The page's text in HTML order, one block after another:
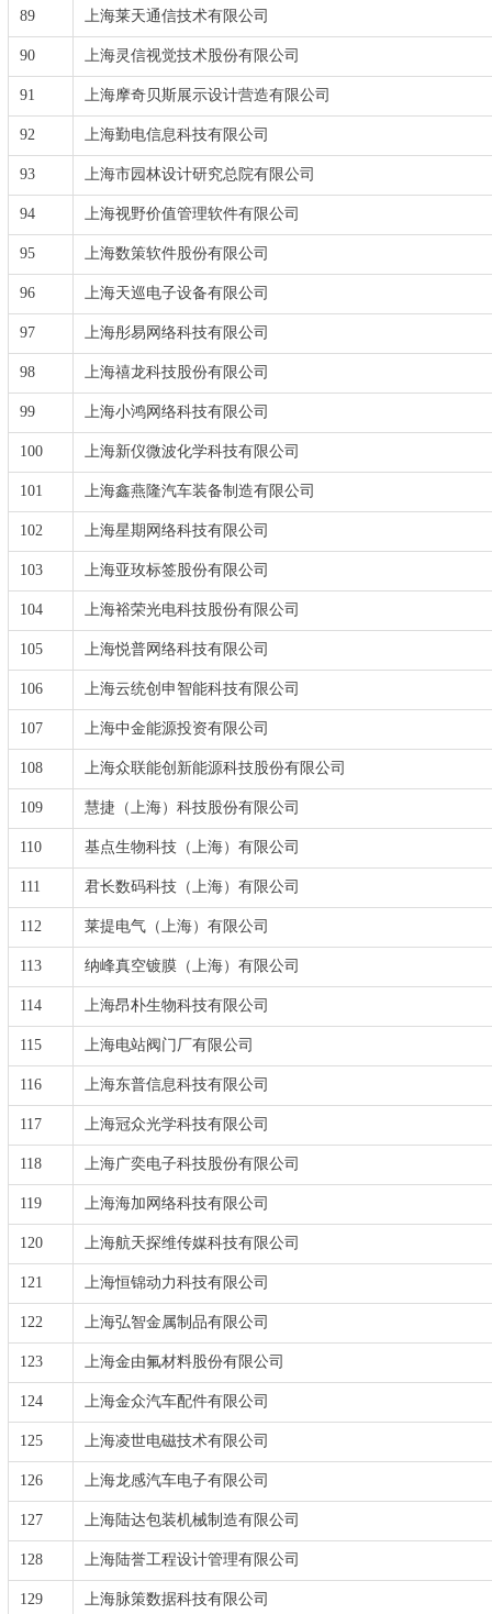
89 上海莱天通信技术有限公司
90 上海灵信视觉技术股份有限公司
91 上海摩奇贝斯展示设计营造有限公司
92 上海勤电信息科技有限公司
93 上海市园林设计研究总院有限公司
94 上海视野价值管理软件有限公司
95 上海数策软件股份有限公司
96 上海天巡电子设备有限公司
97 上海彤易网络科技有限公司
98 上海禧龙科技股份有限公司
99 上海小鸿网络科技有限公司
100 上海新仪微波化学科技有限公司
101 上海鑫燕隆汽车装备制造有限公司
102 上海星期网络科技有限公司
103 上海亚玫标签股份有限公司
104 上海裕荣光电科技股份有限公司
105 上海悦普网络科技有限公司
106 上海云统创申智能科技有限公司
107 上海中金能源投资有限公司
108 上海众联能创新能源科技股份有限公司
109 慧捷（上海）科技股份有限公司
110 基点生物科技（上海）有限公司
111 君长数码科技（上海）有限公司
112 莱提电气（上海）有限公司
113 纳峰真空镀膜（上海）有限公司
114 上海昂朴生物科技有限公司
115 上海电站阀门厂有限公司
116 上海东普信息科技有限公司
117 上海冠众光学科技有限公司
118 上海广奕电子科技股份有限公司
119 上海海加网络科技有限公司
120 上海航天探维传媒科技有限公司
121 上海恒锦动力科技有限公司
122 上海弘智金属制品有限公司
123 上海金由氟材料股份有限公司
124 上海金众汽车配件有限公司
125 上海凌世电磁技术有限公司
126 上海龙感汽车电子有限公司
127 上海陆达包装机械制造有限公司
128 上海陆誉工程设计管理有限公司
129 上海脉策数据科技有限公司